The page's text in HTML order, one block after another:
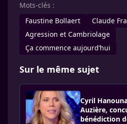
Mots-clés :
Faustine Bollaert
Claude
Agression et Cambriolage
Ça commence aujourd’hui
Sur le même sujet
Cyril
Auzière,
bénédiction